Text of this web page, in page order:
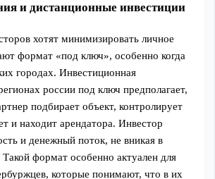
и дистанционные инвестиции
хотят минимизировать личное
формат «под ключ», особенно когда
городах. Инвестиционная
россии под ключ предполагает,
подбирает объект, контролирует
и находит арендатора. Инвестор
и денежный поток, не вникая в
формат особенно актуален для
которые понимают, что в их